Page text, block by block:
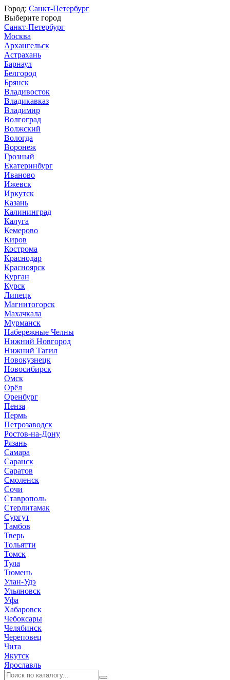
Город: Санкт-Петербург
Выберите город
Санкт-Петербург
Москва
Архангельск
Астрахань
Барнаул
Белгород
Брянск
Владивосток
Владикавказ
Владимир
Волгоград
Волжский
Вологда
Воронеж
Грозный
Екатеринбург
Иваново
Ижевск
Иркутск
Казань
Калининград
Калуга
Кемерово
Киров
Кострома
Краснодар
Красноярск
Курган
Курск
Липецк
Магнитогорск
Махачкала
Мурманск
Набережные Челны
Нижний Новгород
Нижний Тагил
Новокузнецк
Новосибирск
Омск
Орёл
Оренбург
Пенза
Пермь
Петрозаводск
Ростов-на-Дону
Рязань
Самара
Саранск
Саратов
Смоленск
Сочи
Ставрополь
Стерлитамак
Сургут
Тамбов
Тверь
Тольятти
Томск
Тула
Тюмень
Улан-Удэ
Ульяновск
Уфа
Хабаровск
Чебоксары
Челябинск
Череповец
Чита
Якутск
Ярославль